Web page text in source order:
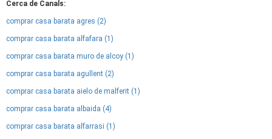
Cerca de Canals:
comprar casa barata agres (2)
comprar casa barata alfafara (1)
comprar casa barata muro de alcoy (1)
comprar casa barata agullent (2)
comprar casa barata aielo de malferit (1)
comprar casa barata albaida (4)
comprar casa barata alfarrasi (1)